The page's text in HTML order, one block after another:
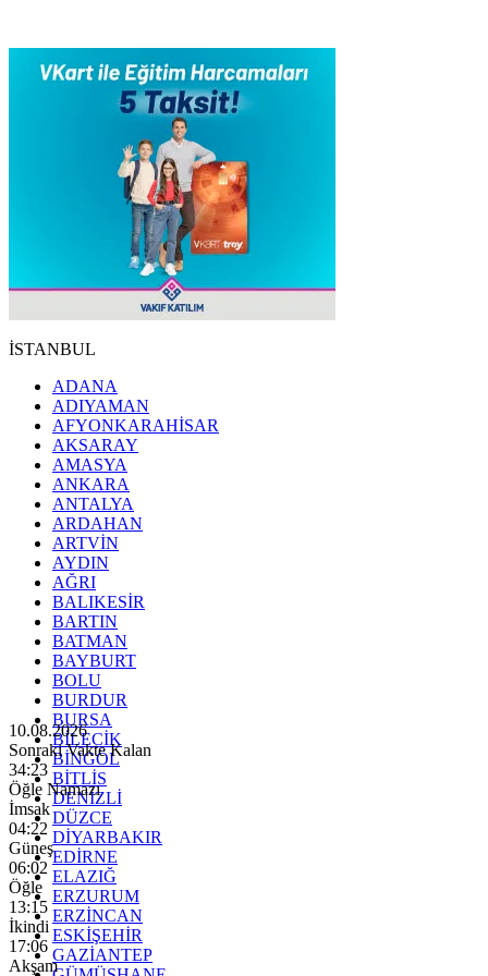
İSTANBUL
ADANA
ADIYAMAN
AFYONKARAHİSAR
AKSARAY
AMASYA
ANKARA
ANTALYA
ARDAHAN
ARTVİN
AYDIN
AĞRI
BALIKESİR
BARTIN
BATMAN
BAYBURT
BOLU
BURDUR
BURSA
BİLECİK
BİNGÖL
BİTLİS
DENİZLİ
DÜZCE
DİYARBAKIR
EDİRNE
ELAZIĞ
ERZURUM
ERZİNCAN
ESKİŞEHİR
GAZİANTEP
10.08.2026
Sonraki Vakte Kalan
34:21
Öğle Namazı
İmsak
04:22
Güneş
06:02
Öğle
13:15
İkindi
17:06
Akşam